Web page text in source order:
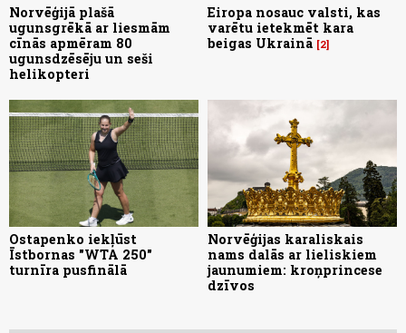
Norvēģijā plašā
ugunsgrēkā ar liesmām
cīnās apmēram 80
ugunsdzēsēju un seši
helikopteri
Eiropa nosauc valsti, kas
varētu ietekmēt kara
beigas Ukrainā 2
Ostapenko iekļūst
Īstbornas "WTA 250"
turnīra pusfinālā
Norvēģijas karaliskais
nams dalās ar lieliskiem
jaunumiem: kroņprincese
dzīvos